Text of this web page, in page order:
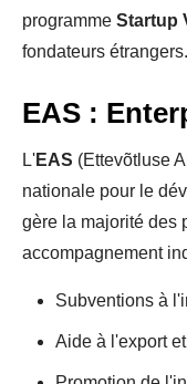
programme Startup
fondateurs
EAS :
L'EAS (Ettevõtluse
nationale pour le
gère la majorité des
accompagnement
Subventions à
Aide à l'export